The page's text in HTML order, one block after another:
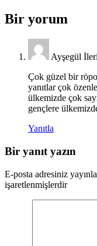
Bir yorum
Ayşegül
Çok güzel bir
yanıtlar çok
ülkemizde çok
gençlere
Yanıtla
Bir yanıt yazın
E-posta adresiniz
işaretlenmişlerdir